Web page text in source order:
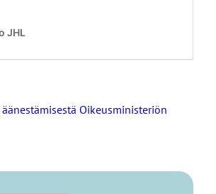
Oikeusministeriön